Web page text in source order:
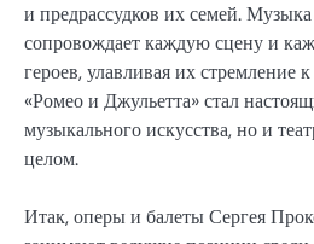
и предрассудков их семей.
сопровождает каждую сцену и
героев, улавливая их стремление
«Ромео и Джульетта» стал
музыкального искусства, но и
целом.
Итак, оперы и балеты Сергея